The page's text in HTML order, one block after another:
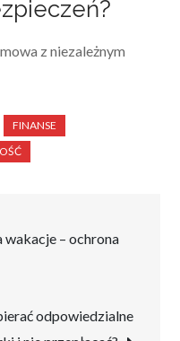
z niezależnym
– ochrona
odpowiedzialne